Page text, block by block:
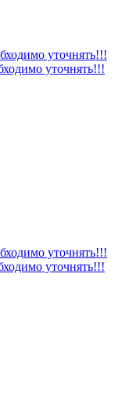
уточнять!!!
уточнять!!!
уточнять!!!
уточнять!!!